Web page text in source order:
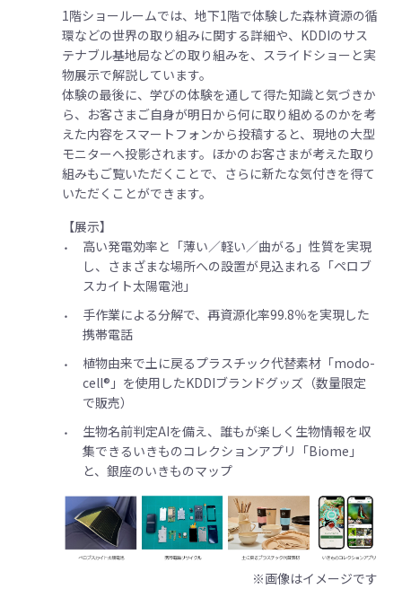
1階ショールームでは、地下1階で体験した森林資源の循
環などの世界の取り組みに関する詳細や、KDDIのサス
テナブル基地局などの取り組みを、スライドショーと実
物展示で解説しています。
体験の最後に、学びの体験を通して得た知識と気づきか
ら、お客さまご自身が明日から何に取り組めるのかを考
えた内容をスマートフォンから投稿すると、現地の大型
モニターへ投影されます。ほかのお客さまが考えた取り
組みもご覧いただくことで、さらに新たな気付きを得て
いただくことができます。
【展示】
高い発電効率と「薄い／軽い／曲がる」性質を実現
し、さまざまな場所への設置が見込まれる「ペロブ
スカイト太陽電池」
手作業による分解で、再資源化率99.8％を実現した
携帯電話
植物由来で土に戻るプラスチック代替素材「modo-
cell®」を使用したKDDIブランドグッズ（数量限定
で販売）
生物名前判定AIを備え、誰もが楽しく生物情報を収
集できるいきものコレクションアプリ「Biome」
と、銀座のいきものマップ
※画像はイメージです